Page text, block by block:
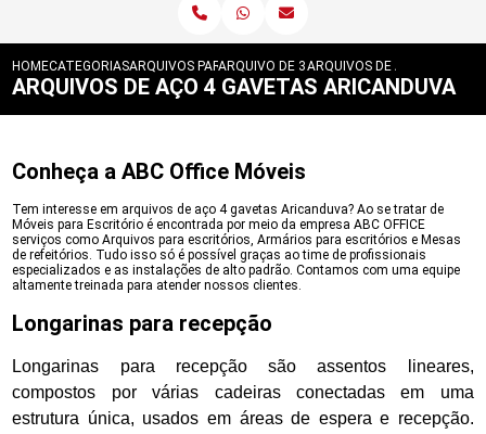
HOMECATEGORIASARQUIVOS PARA ESCRITORIOS
ARQUIVO DE 3 GAVETAS PARA
ARQUIVOS DE ACO 4
ARQUIVOS DE AÇO 4 GAVETAS ARICANDUVA
Conheça a ABC Office Móveis
Tem interesse em arquivos de aço 4 gavetas Aricanduva? Ao se tratar de
Móveis para Escritório é encontrada por meio da empresa ABC OFFICE
serviços como Arquivos para escritórios, Armários para escritórios e Mesas
de refeitórios. Tudo isso só é possível graças ao time de profissionais
especializados e as instalações de alto padrão. Contamos com uma equipe
altamente treinada para atender nossos clientes.
Longarinas para recepção
Longarinas para recepção são assentos lineares,
compostos por várias cadeiras conectadas em uma
estrutura única, usados em áreas de espera e recepção.